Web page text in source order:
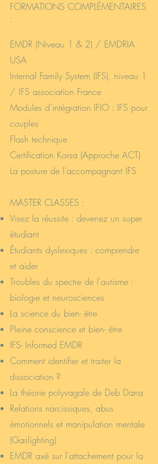
FORMATIONS COMPLÉMENTAIRES
:
EMDR (Niveau 1 & 2) / EMDRIA
USA
Internal Family System (IFS), niveau 1
/ IFS association France
Modules d’intégration IFIO : IFS pour
couples
Flash technique
Certification Korsa (Approche ACT)
La posture de l'accompagnant IFS
MASTER CLASSES :
​Visez la réussite : devenez un super
étudiant
Étudiants dyslexiques : comprendre
et aider
Troubles du spectre de l'autisme :
biologie et neurosciences
La science du bien- être
Pleine conscience et bien- être
IFS- Informed EMDR
Comment identifier et traiter la
dissociation ?
La théorie polyvagale de Deb Dana
Relations narcissiques, abus
émotionnels et manipulation mentale
(Gaslighting)
EMDR axé sur l'attachement pour la